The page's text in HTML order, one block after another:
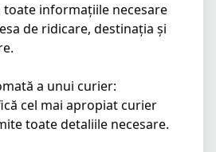
de ridicare, destinația și
a unui curier:
toate detaliile necesare.